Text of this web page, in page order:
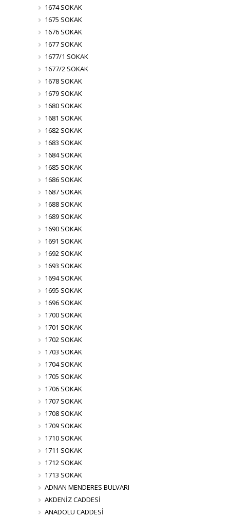
1674 SOKAK
1675 SOKAK
1676 SOKAK
1677 SOKAK
1677/1 SOKAK
1677/2 SOKAK
1678 SOKAK
1679 SOKAK
1680 SOKAK
1681 SOKAK
1682 SOKAK
1683 SOKAK
1684 SOKAK
1685 SOKAK
1686 SOKAK
1687 SOKAK
1688 SOKAK
1689 SOKAK
1690 SOKAK
1691 SOKAK
1692 SOKAK
1693 SOKAK
1694 SOKAK
1695 SOKAK
1696 SOKAK
1700 SOKAK
1701 SOKAK
1702 SOKAK
1703 SOKAK
1704 SOKAK
1705 SOKAK
1706 SOKAK
1707 SOKAK
1708 SOKAK
1709 SOKAK
1710 SOKAK
1711 SOKAK
1712 SOKAK
1713 SOKAK
ADNAN MENDERES BULVARI
AKDENİZ CADDESİ
ANADOLU CADDESİ